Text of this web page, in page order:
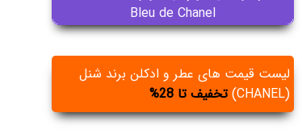
Bleu de Chanel
لیست قیمت های عطر و ادکلن برند شنل
(CHANEL)
تخفیف تا 28%